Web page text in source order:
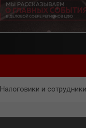
Налоговики и